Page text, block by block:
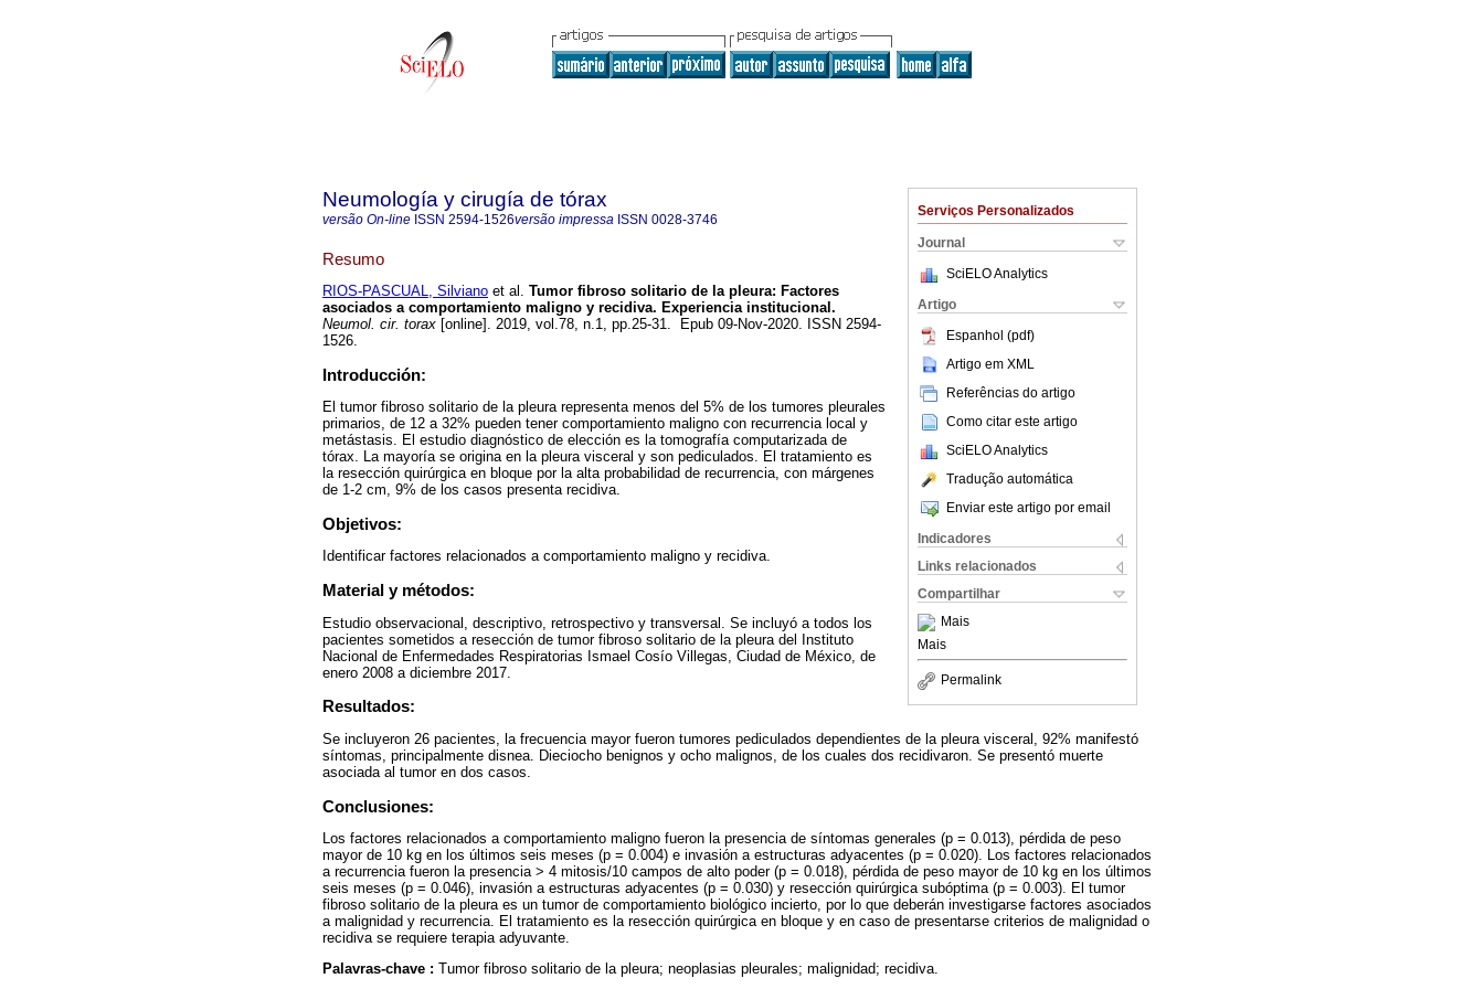
Serviços Personalizados
Journal
SciELO Analytics
Artigo
Espanhol (pdf)
Artigo em XML
Referências do artigo
Como citar este artigo
SciELO Analytics
Tradução automática
Enviar este artigo por email
Indicadores
Links relacionados
Compartilhar
Mais
Mais
Permalink
Neumología y cirugía de tórax
versão On-line ISSN 2594-1526versão impressa ISSN 0028-3746
Resumo
RIOS-PASCUAL, Silviano et al. Tumor fibroso solitario de la pleura: Factores
asociados a comportamiento maligno y recidiva. Experiencia institucional.
Neumol. cir. torax [online]. 2019, vol.78, n.1, pp.25-31. Epub 09-Nov-2020. ISSN 2594-
1526.
Introducción:
El tumor fibroso solitario de la pleura representa menos del 5% de los tumores pleurales
primarios, de 12 a 32% pueden tener comportamiento maligno con recurrencia local y
metástasis. El estudio diagnóstico de elección es la tomografía computarizada de
tórax. La mayoría se origina en la pleura visceral y son pediculados. El tratamiento es
la resección quirúrgica en bloque por la alta probabilidad de recurrencia, con márgenes
de 1-2 cm, 9% de los casos presenta recidiva.
Objetivos:
Identificar factores relacionados a comportamiento maligno y recidiva.
Material y métodos:
Estudio observacional, descriptivo, retrospectivo y transversal. Se incluyó a todos los
pacientes sometidos a resección de tumor fibroso solitario de la pleura del Instituto
Nacional de Enfermedades Respiratorias Ismael Cosío Villegas, Ciudad de México, de
enero 2008 a diciembre 2017.
Resultados:
Se incluyeron 26 pacientes, la frecuencia mayor fueron tumores pediculados dependientes de la pleura visceral, 92% manifestó
síntomas, principalmente disnea. Dieciocho benignos y ocho malignos, de los cuales dos recidivaron. Se presentó muerte
asociada al tumor en dos casos.
Conclusiones:
Los factores relacionados a comportamiento maligno fueron la presencia de síntomas generales (p = 0.013), pérdida de peso
mayor de 10 kg en los últimos seis meses (p = 0.004) e invasión a estructuras adyacentes (p = 0.020). Los factores relacionados
a recurrencia fueron la presencia > 4 mitosis/10 campos de alto poder (p = 0.018), pérdida de peso mayor de 10 kg en los últimos
seis meses (p = 0.046), invasión a estructuras adyacentes (p = 0.030) y resección quirúrgica subóptima (p = 0.003). El tumor
fibroso solitario de la pleura es un tumor de comportamiento biológico incierto, por lo que deberán investigarse factores asociados
a malignidad y recurrencia. El tratamiento es la resección quirúrgica en bloque y en caso de presentarse criterios de malignidad o
recidiva se requiere terapia adyuvante.
Palavras-chave : Tumor fibroso solitario de la pleura; neoplasias pleurales; malignidad; recidiva.